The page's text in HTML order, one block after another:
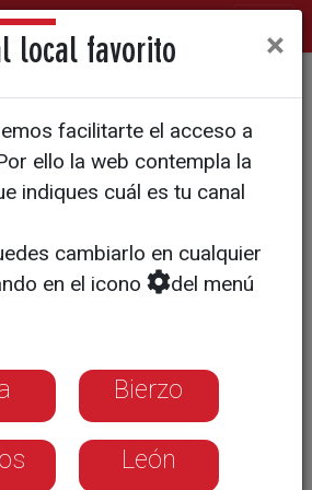
local favorito ×
facilitarte el acceso a
ello la web contempla la
indiques cuál es tu canal
cambiarlo en cualquier
en el icono
del menú
Bierzo
León